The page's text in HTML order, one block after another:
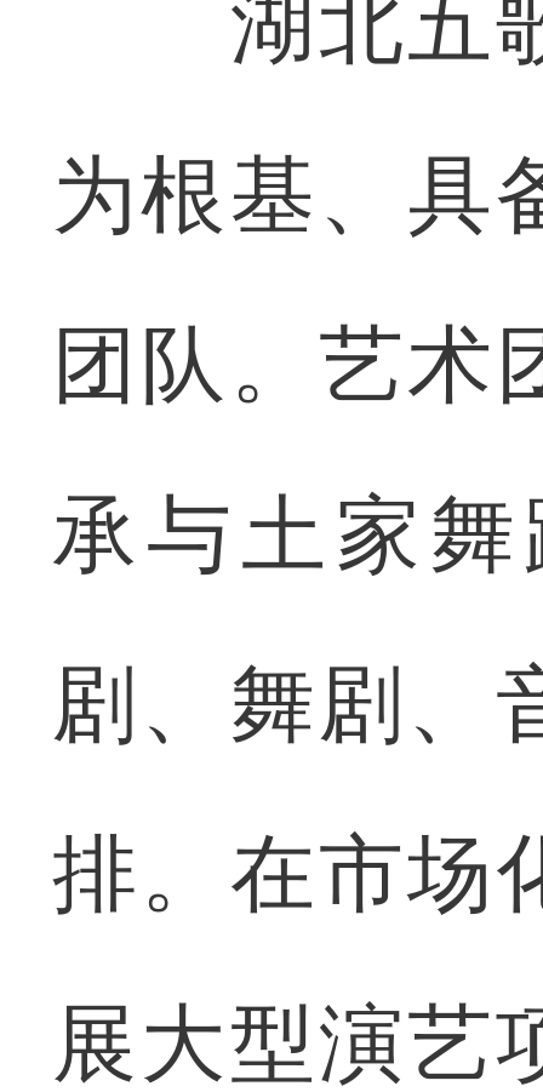
湖北五歌
为根基、具
团队。艺术
承与土家
剧、舞剧、
排。在市场
展大型演艺